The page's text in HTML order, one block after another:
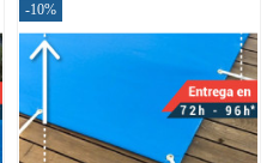
-10%